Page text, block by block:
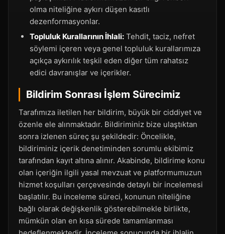
olma niteliğine aykırı düşen kasıtlı
dezenformasyonlar.
Topluluk Kurallarının İhlali: Tehdit, taciz, nefret
söylemi içeren veya genel topluluk kurallarımıza
açıkça aykırılık teşkil eden diğer tüm rahatsız
edici davranışlar ve içerikler.
Bildirim Sonrası İşlem Sürecimiz
Tarafımıza iletilen her bildirim, büyük bir ciddiyet ve
özenle ele alınmaktadır. Bildiriminiz bize ulaştıktan
sonra izlenen süreç şu şekildedir: Öncelikle,
bildiriminiz içerik denetiminden sorumlu ekibimiz
tarafından kayıt altına alınır. Akabinde, bildirime konu
olan içeriğin ilgili yasal mevzuat ve platformumuzun
hizmet koşulları çerçevesinde detaylı bir incelemesi
başlatılır. Bu inceleme süreci, konunun niteliğine
bağlı olarak değişkenlik gösterebilmekle birlikte,
mümkün olan en kısa sürede tamamlanması